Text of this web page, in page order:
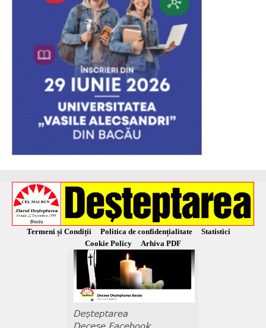
Termeni și Condiții Politica de confidențialitate
Statistici
Cookie Policy
Arhiva PDF